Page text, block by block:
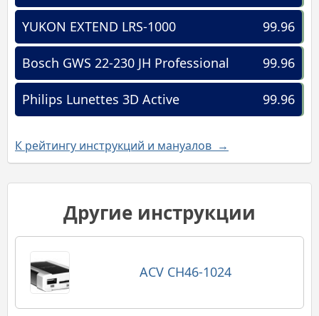
99.96
YUKON EXTEND LRS-1000
99.96
Bosch GWS 22-230 JH Professional
99.96
Philips Lunettes 3D Active
К рейтингу инструкций и мануалов →
Другие инструкции
ACV CH46-1024